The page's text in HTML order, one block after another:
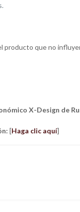
producto que no
X-Design de
[Haga clic aquí]